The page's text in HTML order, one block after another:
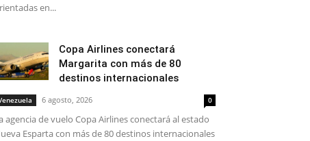
en...
Copa Airlines conectará
Margarita con más de 80
destinos internacionales
6 agosto, 2026 0
agencia de vuelo Copa Airlines conectará al estado
Esparta con más de 80 destinos internacionales